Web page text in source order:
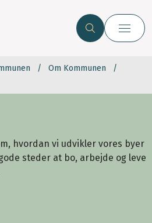
Om Kommunen
hvordan vi udvikler vores byer
steder at bo, arbejde og leve